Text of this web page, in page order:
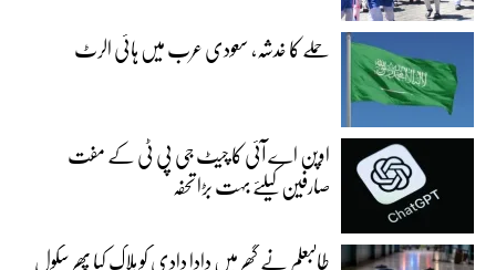
حملے کا خدشہ، سعودی عرب میں ہائی الرٹ
اوپن اے آئی کا چیٹ جی پی ٹی کے مفت
صارفین کیلئے بہت بڑا تحفہ